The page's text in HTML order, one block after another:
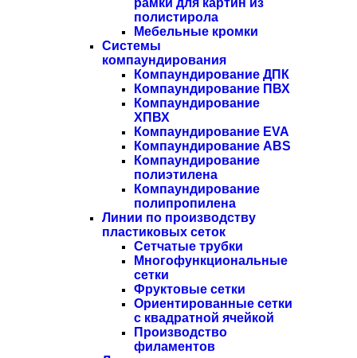
рамки для картин из
полистирола
Мебельные кромки
Системы
компаундирования
Компаундирование ДПК
Компаундирование ПВХ
Компаундирование
ХПВХ
Компаундирование EVA
Компаундирование ABS
Компаундирование
полиэтилена
Компаундирование
полипропилена
Линии по производству
пластиковых сеток
Сетчатые трубки
Многофункциональные
сетки
Фруктовые сетки
Ориентированные сетки
с квадратной ячейкой
Производство
филаментов